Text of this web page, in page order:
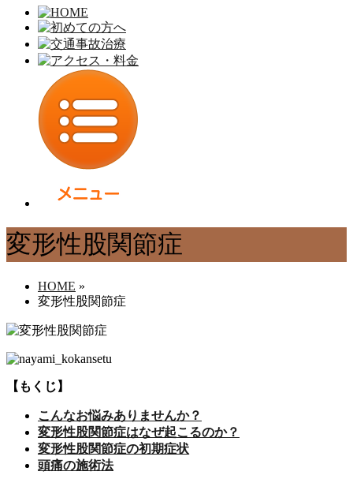
変形性股関節症
HOME »
変形性股関節症
【もくじ】
こんなお悩みありませんか？
変形性股関節症はなぜ起こるのか？
変形性股関節症の初期症状
頭痛の施術法